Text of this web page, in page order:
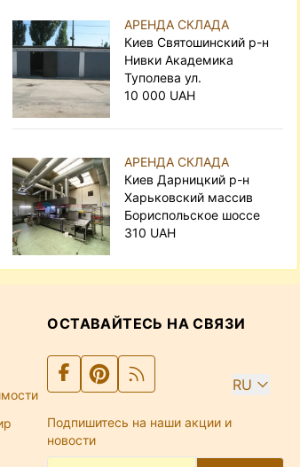
АРЕНДА СКЛАДА
Киев Святошинский р-н
Нивки Академика
Туполева ул.
10 000 UAH
АРЕНДА СКЛАДА
Киев Дарницкий р-н
Харьковский массив
Бориспольское шоссе
310 UAH
ОСТАВАЙТЕСЬ НА СВЯЗИ
RU
Подпишитесь на наши акции и
новости